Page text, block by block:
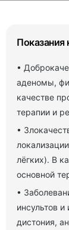
Показания
•
аденомы,
качестве
терапии и
•
лёгких). В
основной
•
инсультов и
дистония,